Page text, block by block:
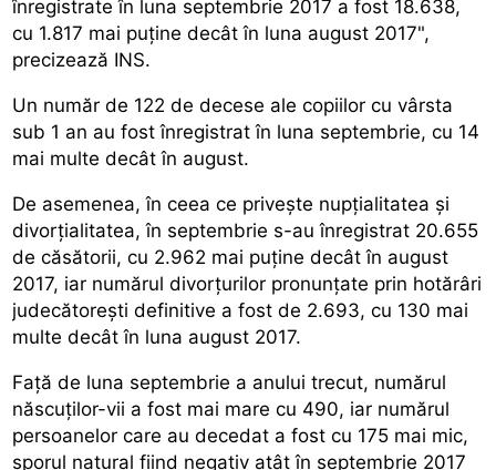
înregistrate în luna septembrie 2017 a fost 18.638,
cu 1.817 mai puține decât în luna august 2017",
precizează INS.
Un număr de 122 de decese ale copiilor cu vârsta
sub 1 an au fost înregistrat în luna septembrie, cu 14
mai multe decât în august.
De asemenea, în ceea ce privește nupțialitatea și
divorțialitatea, în septembrie s-au înregistrat 20.655
de căsătorii, cu 2.962 mai puține decât în august
2017, iar numărul divorțurilor pronunțate prin hotărâri
judecătorești definitive a fost de 2.693, cu 130 mai
multe decât în luna august 2017.
Față de luna septembrie a anului trecut, numărul
născuților-vii a fost mai mare cu 490, iar numărul
persoanelor care au decedat a fost cu 175 mai mic,
sporul natural fiind negativ atât în septembrie 2017